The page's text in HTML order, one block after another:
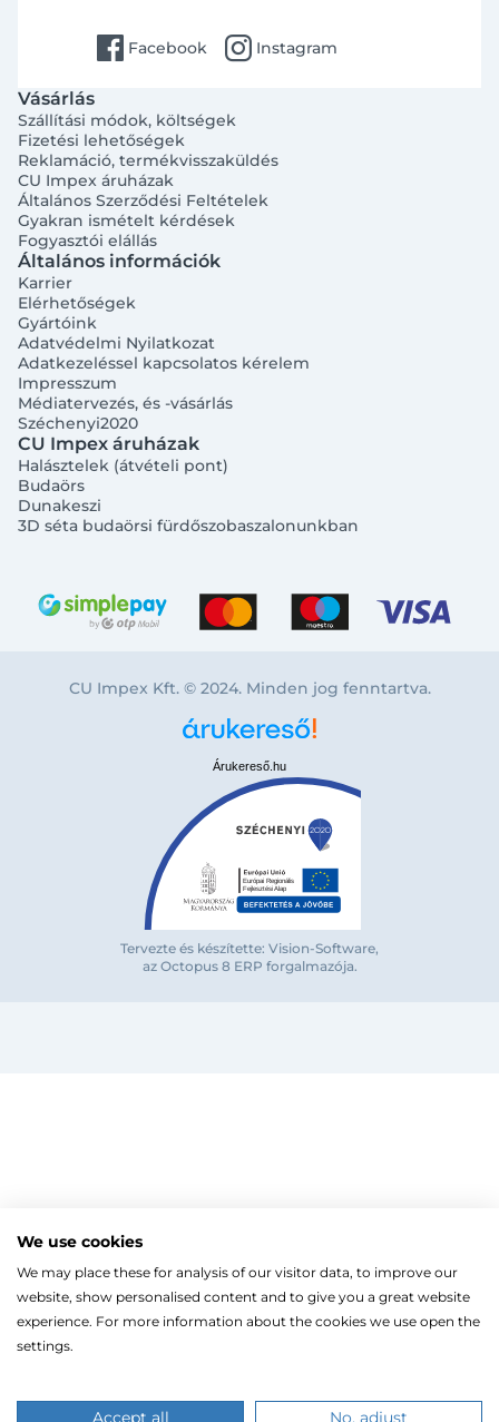
Bejelentkezés e-mail-címmel
Bejelentkezés közösségi fiókkal
Facebook
MOZGÁSKORLÁTOZOTT TERMÉKEK
ZUHANYKABINOK/AJTÓK
Íves zuhanykabin
Szögletes zuhanykabin
Fix zuhanyfal
Zuhanyajtó
Walk-in zuhanyfal
ZUHANYTÁLCÁK
Radiátorok
TÖRÖLKÖZŐSZÁRÍTÓ RADIÁTOR
Törölközőszárító radiátor egyenes
Törölközőszárító radiátor íves
Fűtőpatron
HŐSZIVATTYÚK
Split levegő-víz hőszivattyú
Hőszivattyúhoz kiegészítő
Magasoldalfali fan-coil
Gépészet, szerszám
KESZTYŰK, VÉDŐFELSZERELÉSEK
LEVÁLASZTÓK
Automata és kézi légtelenítő
Kombinált leválasztó
Kazán, vízmelegítő
CSŐTERMOSZTÁTOK
ELEKTROMOS KAZÁNOK, KIEGÉSZÍTŐK
Kiegészítők elektromos kazánokhoz
facebook Facebook instagram Instagram
Vásárlás
Szállítási módok, költségek
Fizetési lehetőségek
Reklamáció, termékvisszaküldés
CU Impex áruházak
Általános Szerződési Feltételek
Gyakran ismételt kérdések
Fogyasztói elállás
Általános információk
Karrier
Elérhetőségek
Gyártóink
Adatvédelmi Nyilatkozat
Adatkezeléssel kapcsolatos kérelem
Impresszum
Médiatervezés, és -vásárlás
Széchenyi2020
CU Impex áruházak
Halásztelek (átvételi pont)
Budaörs
Dunakeszi
3D séta budaörsi fürdőszobaszalonunkban
CU Impex Kft. © 2024. Minden jog fenntartva.
Árukereső.hu
Tervezte és készítette: Vision-Software,
az Octopus 8 ERP forgalmazója.
A böngészés folytatásával hozzájárulsz a sütik
We use cookies
We may place these for analysis of our visitor data, to improve our
website, show personalised content and to give you a great website
experience. For more information about the cookies we use open the
settings.
Accept all No, adjust